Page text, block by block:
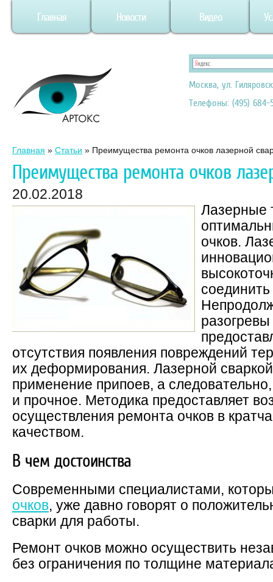
Главная Новости Видео
Москва, ул.
Телефоны: (495) 684-
Главная » Статьи » Преимущества ремонта очков лазерной
Преимущества ремонта очков
20.02.2018
Лазерные
очков.
отсутствия появления повреждений
их деформирования. Лазерной
применение припоев, а
и прочное. Методика предоставляет
осуществления ремонта очков в
качеством.
В чем достоинства
Современными специалистами,
очков, уже давно говорят о
сварки для работы.
Ремонт очков можно осуществить
без ограничения по толщине